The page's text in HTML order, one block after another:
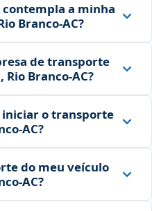
a minha
Branco‑AC?
de transporte
Branco‑AC?
o transporte
do meu veículo